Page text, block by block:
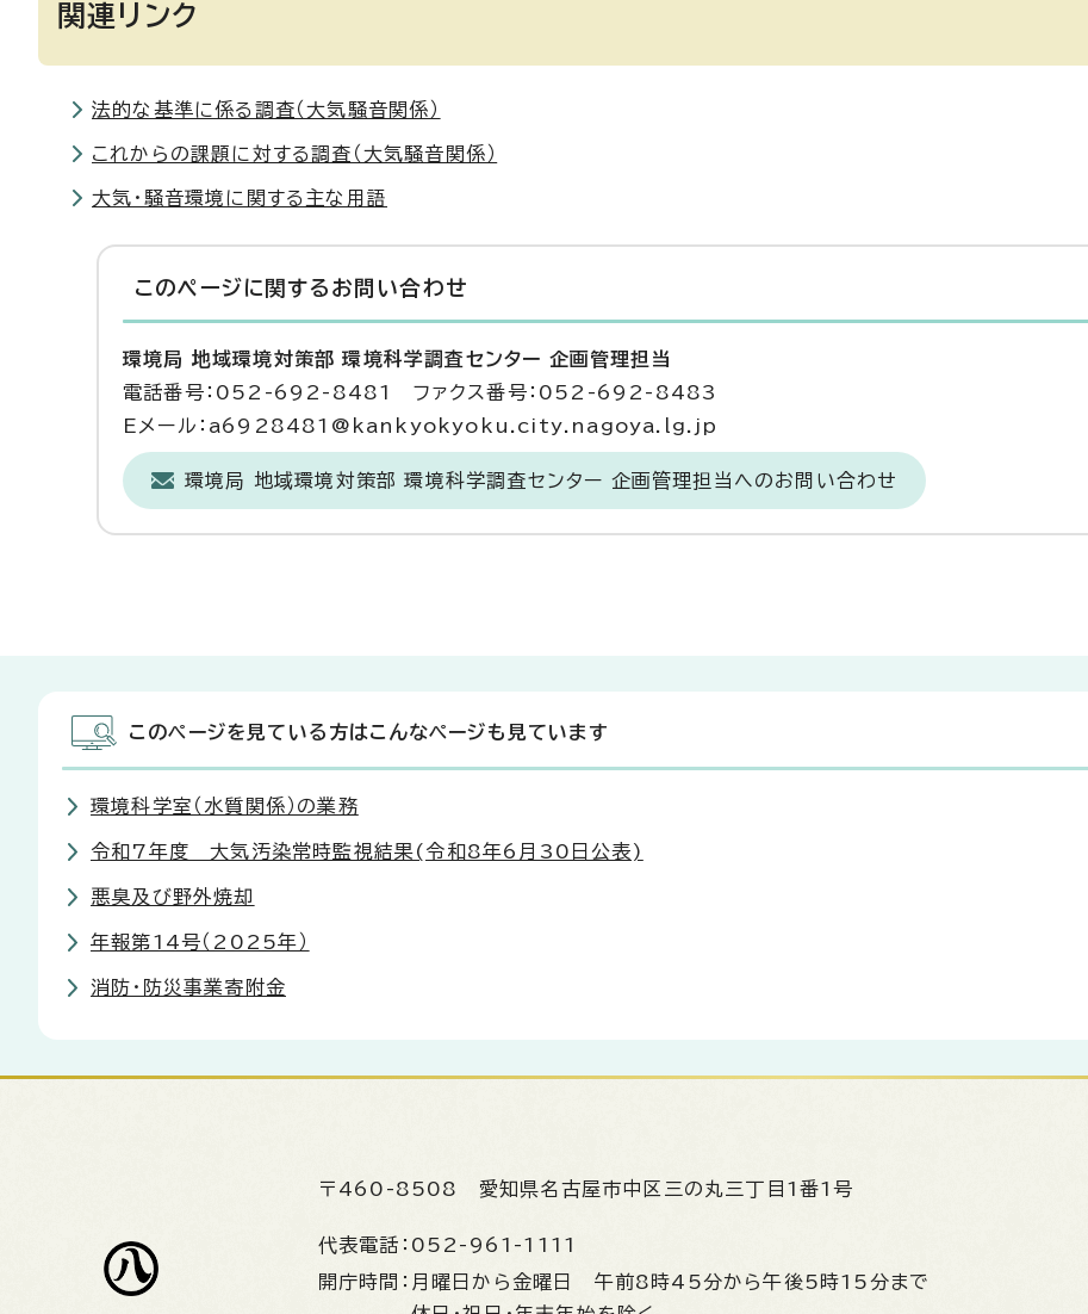
関連リンク
法的な基準に係る調査（大気騒音関係）
これからの課題に対する調査（大気騒音関係）
大気・騒音環境に関する主な用語
このページに関する お問い合わせ
環境局 地域環境対策部 環境科学調査センター 企画管理担当
電話番号：052-692-8481 ファクス番号：052-692-8483
Eメール：a6928481@kankyokyoku.city.nagoya.lg.jp
環境局 地域環境対策部 環境科学調査センター 企画管理担当へのお問い合わせ
このページを見ている方はこんなページも見ています
環境科学室（水質関係）の業務
令和7年度 大気汚染常時監視結果(令和8年6月30日公表)
悪臭及び野外焼却
年報第14号（2025年）
消防・防災事業寄附金
〒460-8508 愛知県名古屋市中区三の丸三丁目1番1号
代表電話： 052-961-1111
開庁時間： 月曜日から金曜日 午前8時45分から午後5時15分まで